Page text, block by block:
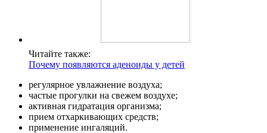
Читайте также:
Почему появляются аденоиды у детей
регулярное увлажнение воздуха;
частые прогулки на свежем воздухе;
активная гидратация организма;
прием отхаркивающих средств;
применение ингаляций.